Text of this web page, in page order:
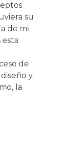
su
de mi
de
y
la